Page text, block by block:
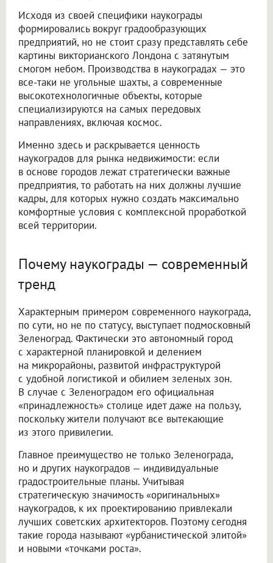
Исходя из своей специфики наукограды
формировались вокруг градообразующих
предприятий, но не стоит сразу представлять себе
картины викторианского Лондона с затянутым
смогом небом. Производства в наукоградах — это
все-таки не угольные шахты, а современные
высокотехнологичные объекты, которые
специализируются на самых передовых
направлениях, включая космос.
Именно здесь и раскрывается ценность
наукоградов для рынка недвижимости: если
в основе городов лежат стратегически важные
предприятия, то работать на них должны лучшие
кадры, для которых нужно создать максимально
комфортные условия с комплексной проработкой
всей территории.
Почему наукограды — современный
тренд
Характерным примером современного наукограда,
по сути, но не по статусу, выступает подмосковный
Зеленоград. Фактически это автономный город
с характерной планировкой и делением
на микрорайоны, развитой инфраструктурой
с удобной логистикой и обилием зеленых зон.
В случае с Зеленоградом его официальная
«принадлежность» столице идет даже на пользу,
поскольку жители получают все вытекающие
из этого привилегии.
Главное преимущество не только Зеленограда,
но и других наукоградов — индивидуальные
градостроительные планы. Учитывая
стратегическую значимость «оригинальных»
наукоградов, к их проектированию привлекали
лучших советских архитекторов. Поэтому сегодня
такие города называют «урбанистической элитой»
и новыми «точками роста».